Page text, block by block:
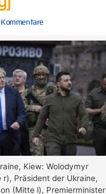
Kiew: Wolodymyr
r), Präsident der Ukraine,
(Mitte l), Premierminister